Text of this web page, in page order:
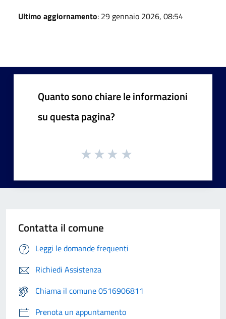
Ultimo aggiornamento: 29 gennaio 2026, 08:54
Quanto sono chiare le informazioni
su questa pagina?
Contatta il comune
Leggi le domande frequenti
Richiedi Assistenza
Chiama il comune 0516906811
Prenota un appuntamento